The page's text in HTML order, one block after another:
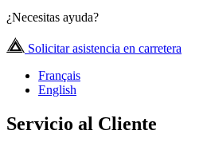
¿Necesitas ayuda?
Solicitar asistencia en carretera
Français
English
Servicio al Cliente